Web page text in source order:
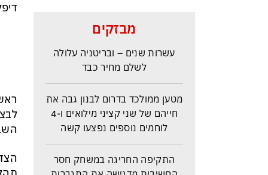
מבזקים
נכנס לעידן המסוכן ביותר זה
עשרות שנים – ובריטניה עלולה
לשלם מחיר כבד
מטען ממולכד בדרום לבנון גבה את
לוחמים נוספים נפצעו קשה
החשיבות מדגישה את התגברות